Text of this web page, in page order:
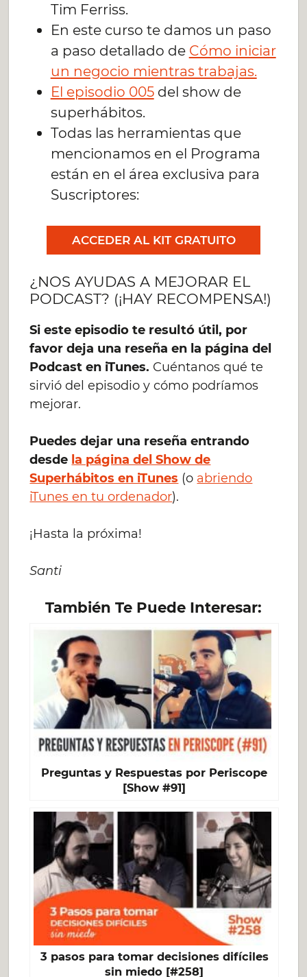
Tim Ferriss.
En este curso te damos un paso
a paso detallado de Cómo iniciar
un negocio mientras trabajas.
El episodio 005del show de
superhábitos.
Todas las herramientas que
mencionamos en el Programa
están en el área exclusiva para
Suscriptores:
ACCEDER AL KIT GRATUITO
¿NOS AYUDAS A MEJORAR EL
PODCAST? (¡HAY RECOMPENSA!)
Si este episodio te resultó útil, por
favor deja una reseña en la página del
Podcast en iTunes. Cuéntanos qué te
sirvió del episodio y cómo podríamos
mejorar.
Puedes dejar una reseña entrando
desde la página del Show de
Superhábitos en iTunes (o abriendo
iTunes en tu ordenador).
¡Hasta la próxima!
Santi
También Te Puede Interesar:
Preguntas y Respuestas por Periscope
[Show #91]
3 pasos para tomar decisiones difíciles
sin miedo [#258]